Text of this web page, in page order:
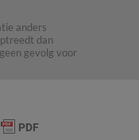
anders
dan
gevolg voor